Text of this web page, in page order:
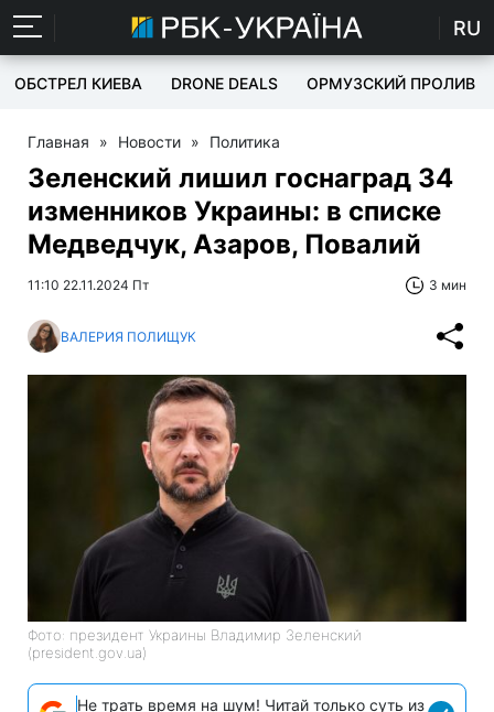
RU
ОБСТРЕЛ КИЕВА DRONE DEALS ОРМУЗСКИЙ ПРОЛИВ
Главная » Новости » Политика
Зеленский лишил госнаград 34
изменников Украины: в списке
Медведчук, Азаров, Повалий
11:10 22.11.2024 Пт 3 мин
ВАЛЕРИЯ ПОЛИЩУК
Фото: президент Украины Владимир Зеленский
(president.gov.ua)
Не трать время на шум! Читай только суть из